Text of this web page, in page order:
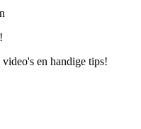
en handige tips!